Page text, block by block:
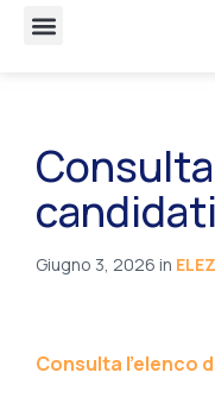
Consulta
candidati
Giugno 3, 2026 in
Consulta l’elenco